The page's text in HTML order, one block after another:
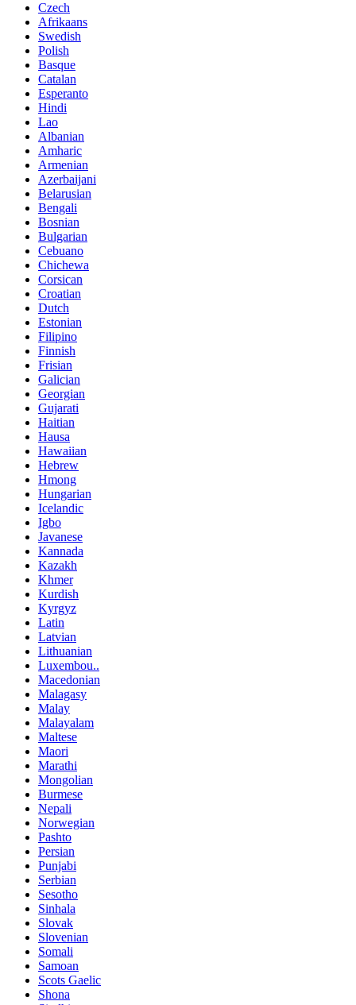
Czech
Afrikaans
Swedish
Polish
Basque
Catalan
Esperanto
Hindi
Lao
Albanian
Amharic
Armenian
Azerbaijani
Belarusian
Bengali
Bosnian
Bulgarian
Cebuano
Chichewa
Corsican
Croatian
Dutch
Estonian
Filipino
Finnish
Frisian
Galician
Georgian
Gujarati
Haitian
Hausa
Hawaiian
Hebrew
Hmong
Hungarian
Icelandic
Igbo
Javanese
Kannada
Kazakh
Khmer
Kurdish
Kyrgyz
Latin
Latvian
Lithuanian
Luxembou..
Macedonian
Malagasy
Malay
Malayalam
Maltese
Maori
Marathi
Mongolian
Burmese
Nepali
Norwegian
Pashto
Persian
Punjabi
Serbian
Sesotho
Sinhala
Slovak
Slovenian
Somali
Samoan
Scots Gaelic
Shona